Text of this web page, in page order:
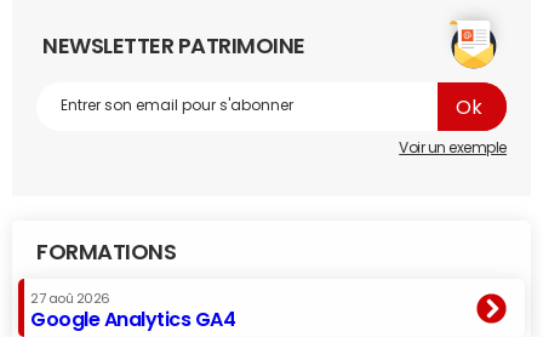
NEWSLETTER PATRIMOINE
Voir un exemple
FORMATIONS
27 aoû 2026
Google Analytics GA4